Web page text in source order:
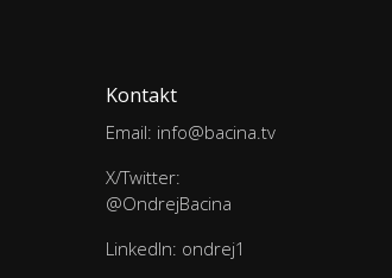
Kontakt
Email: info@bacina.tv
X/Twitter:
@OndrejBacina
LinkedIn: ondrej1